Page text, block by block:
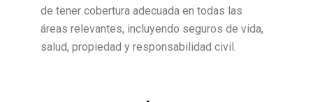
de tener cobertura adecuada en todas las
áreas relevantes, incluyendo seguros de vida,
salud, propiedad y responsabilidad civil.